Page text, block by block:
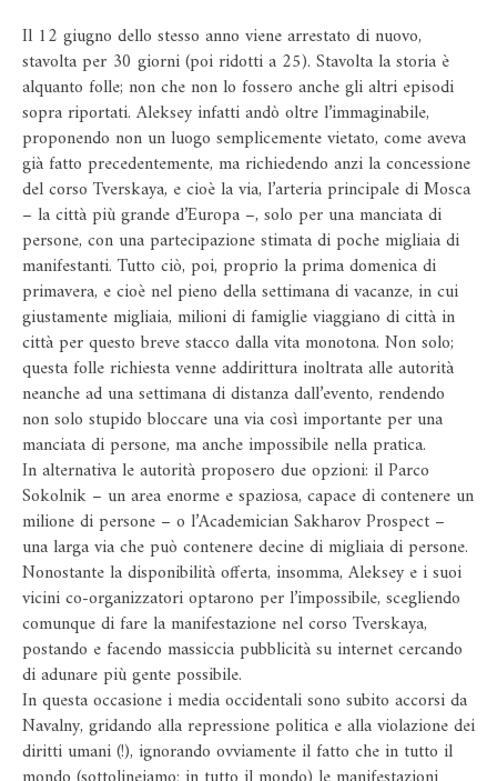
Il 12 giugno dello stesso anno viene arrestato di nuovo,
stavolta per 30 giorni (poi ridotti a 25). Stavolta la storia è
alquanto folle; non che non lo fossero anche gli altri episodi
sopra riportati. Aleksey infatti andò oltre l’immaginabile,
proponendo non un luogo semplicemente vietato, come aveva
già fatto precedentemente, ma richiedendo anzi la concessione
del corso Tverskaya, e cioè la via, l’arteria principale di Mosca
– la città più grande d’Europa –, solo per una manciata di
persone, con una partecipazione stimata di poche migliaia di
manifestanti. Tutto ciò, poi, proprio la prima domenica di
primavera, e cioè nel pieno della settimana di vacanze, in cui
giustamente migliaia, milioni di famiglie viaggiano di città in
città per questo breve stacco dalla vita monotona. Non solo;
questa folle richiesta venne addirittura inoltrata alle autorità
neanche ad una settimana di distanza dall’evento, rendendo
non solo stupido bloccare una via così importante per una
manciata di persone, ma anche impossibile nella pratica.
In alternativa le autorità proposero due opzioni: il Parco
Sokolnik – un area enorme e spaziosa, capace di contenere un
milione di persone – o l’Academician Sakharov Prospect –
una larga via che può contenere decine di migliaia di persone.
Nonostante la disponibilità offerta, insomma, Aleksey e i suoi
vicini co-organizzatori optarono per l’impossibile, scegliendo
comunque di fare la manifestazione nel corso Tverskaya,
postando e facendo massiccia pubblicità su internet cercando
di adunare più gente possibile.
In questa occasione i media occidentali sono subito accorsi da
Navalny, gridando alla repressione politica e alla violazione dei
diritti umani (!), ignorando ovviamente il fatto che in tutto il